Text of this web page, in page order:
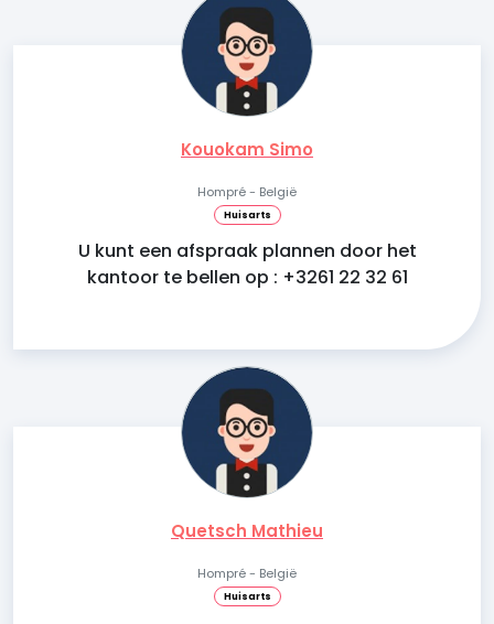
Kouokam Simo
Hompré - België
Huisarts
U kunt een afspraak plannen door het
kantoor te bellen op : +3261 22 32 61
Quetsch Mathieu
Hompré - België
Huisarts